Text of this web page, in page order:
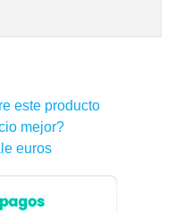
este producto
mejor?
euros